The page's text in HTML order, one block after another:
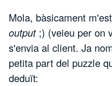
Mola, bàsicament
output;) (veieu per on
s'envia al client. Ja
petita part del puzzle
deduït: